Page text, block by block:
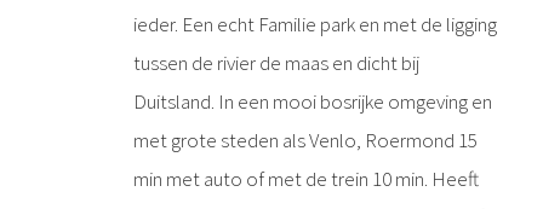
ieder. Een echt Familie park en met de ligging
tussen de rivier de maas en dicht bij
Duitsland. In een mooi bosrijke omgeving en
met grote steden als Venlo, Roermond 15
min met auto of met de trein 10 min. Heeft